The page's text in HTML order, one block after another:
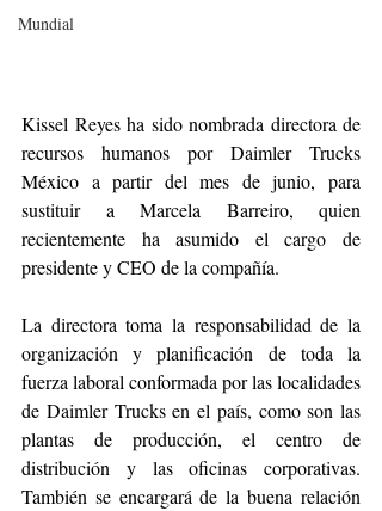
Mundial
Kissel Reyes ha sido nombrada directora de
recursos humanos por Daimler Trucks
México a partir del mes de junio, para
sustituir a Marcela Barreiro, quien
recientemente ha asumido el cargo de
presidente y CEO de la compañía.
La directora toma la responsabilidad de la
organización y planificación de toda la
fuerza laboral conformada por las localidades
de Daimler Trucks en el país, como son las
plantas de producción, el centro de
distribución y las oficinas corporativas.
También se encargará de la buena relación